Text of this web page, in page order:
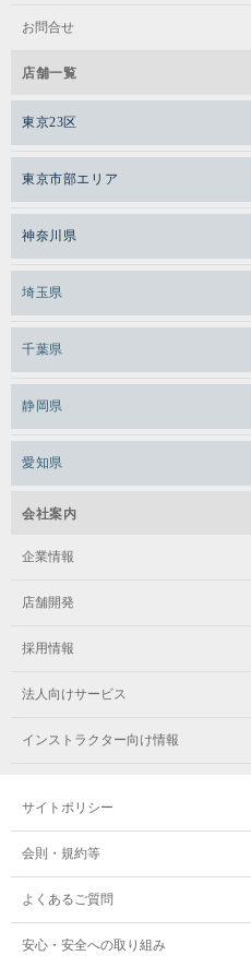
お問合せ
店舗一覧
東京23区
メガロスルフレ恵比寿
メガロス日比谷シャンテ
メガロス白金台
メガロス田端
メガロスキッズ錦糸町
メガロス葛飾
東京市部エリア
メガロス三鷹
メガロスルフレ三鷹
メガロス武蔵小金井
メガロスルフレ武蔵小金井
メガロス玉川学園テニススクール
メガロス東小金井学童クラブ
神奈川県
メガロス上永谷
メガロスルフレ上永谷
メガロス神奈川
メガロス日吉
メガロス綱島
メガロスルフレ綱島
メガロス市ヶ尾
メガロス鷺沼
メガロスルフレ鷺沼
メガロス相模大野
メガロス大和
埼玉県
メガロスルフレ草加
千葉県
メガロス本八幡
静岡県
愛知県
メガロステラッセ納屋橋
メガロス千種
会社案内
企業情報
店舗開発
採用情報
法人向けサービス
インストラクター向け情報
サイトポリシー
会則・規約等
よくあるご質問
安心・安全への取り組み